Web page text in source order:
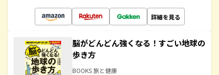
詳細を見る
脳がどんどん強くなる！すごい地球の
歩き方
BOOKS 旅と健康